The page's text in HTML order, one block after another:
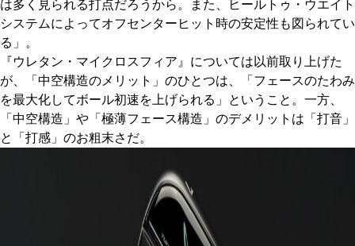
は多く見られる打点だろうから。また、ヒールトゥ・ウエイト
システムによってオフセンターヒット時の安定性も図られてい
る」。
『ウレタン・マイクロスフィア』については以前取り上げた
が、「中空構造のメリット」のひとつは、「フェースのたわみ
を最大化してボール初速を上げられる」ということ。一方、
「中空構造」や「極薄フェース構造」のデメリットは「打音」
と「打感」のお粗末さだ。